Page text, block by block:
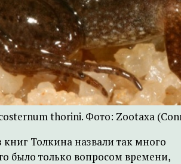
thorini. Фото: Zootaxa
книг Толкина назвали так много
было только вопросом времени,